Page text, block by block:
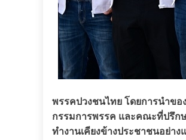
พรรคปวงชนไทย โดยการนำข
กรรมการพรรค และคณะที่ปรึก
ทำงานเคียงข้างประชาชนอย่า